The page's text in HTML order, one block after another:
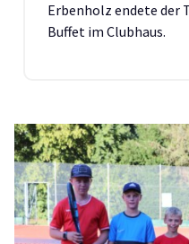
Erbenholz endete der
Buffet im Clubhaus.